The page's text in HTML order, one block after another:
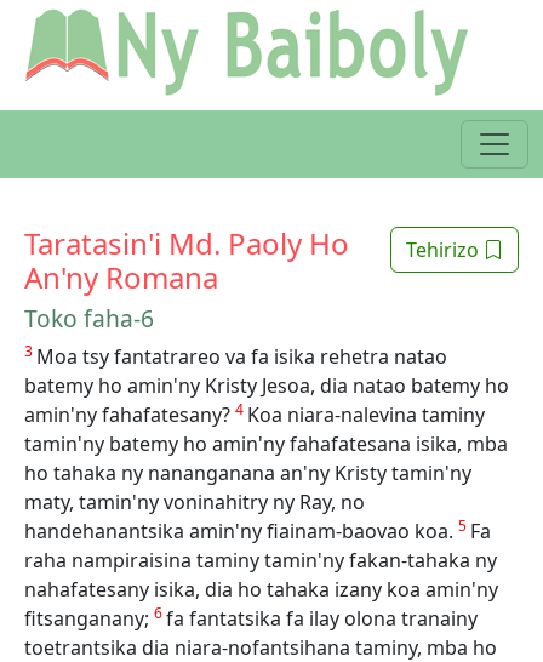
Tehirizo
Taratasin'i Md. Paoly Ho
An'ny Romana
Toko faha-6
3 Moa tsy fantatrareo va fa isika rehetra natao
batemy ho amin'ny Kristy Jesoa, dia natao batemy ho
amin'ny fahafatesany? 4 Koa niara-nalevina taminy
tamin'ny batemy ho amin'ny fahafatesana isika, mba
ho tahaka ny nananganana an'ny Kristy tamin'ny
maty, tamin'ny voninahitry ny Ray, no
handehanantsika amin'ny fiainam-baovao koa. 5 Fa
raha nampiraisina taminy tamin'ny fakan-tahaka ny
nahafatesany isika, dia ho tahaka izany koa amin'ny
fitsanganany; 6fa fantatsika fa ilay olona tranainy
toetrantsika dia niara-nofantsihana taminy, mba ho